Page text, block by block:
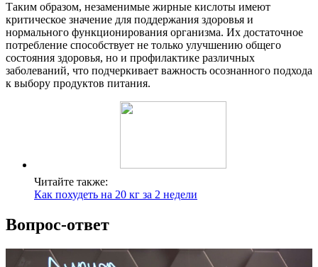
Таким образом, незаменимые жирные кислоты имеют
критическое значение для поддержания здоровья и
нормального функционирования организма. Их достаточное
потребление способствует не только улучшению общего
состояния здоровья, но и профилактике различных
заболеваний, что подчеркивает важность осознанного подхода
к выбору продуктов питания.
Читайте также:
Как похудеть на 20 кг за 2 недели
Вопрос-ответ